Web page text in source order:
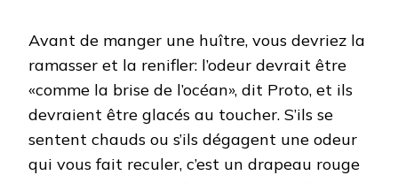
Avant de manger une huître, vous devriez la
ramasser et la renifler: l’odeur devrait être
«comme la brise de l’océan», dit Proto, et ils
devraient être glacés au toucher. S’ils se
sentent chauds ou s’ils dégagent une odeur
qui vous fait reculer, c’est un drapeau rouge